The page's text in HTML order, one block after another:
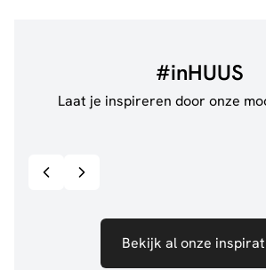
#inHUUS
Laat je inspireren door onze
Bekijk al onze